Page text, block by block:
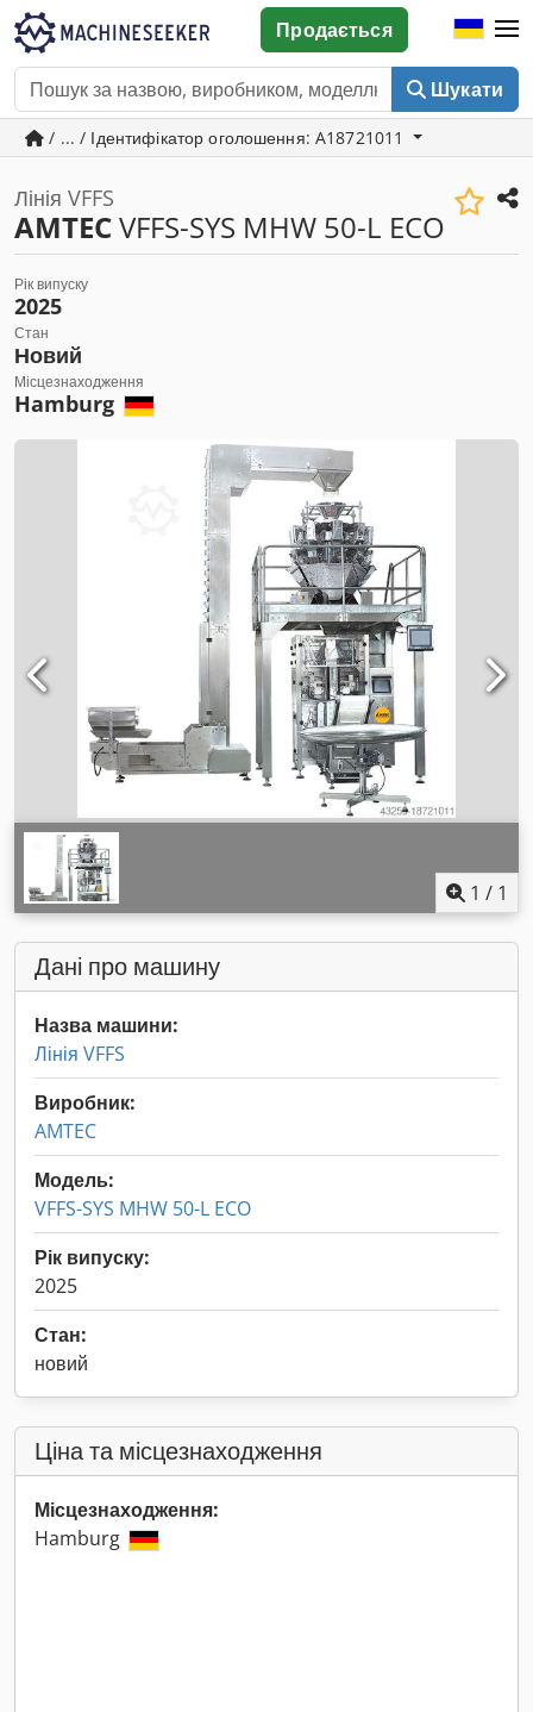
Шукати
Продається
/ ... / Ідентифікатор оголошення: A18721011
Лінія VFFS
AMTECVFFS-SYS MHW 50-L ECO
Рік випуску
2025
Стан
Новий
Місцезнаходження
Hamburg
1 / 1
Дані про машину
Назва машини:
Лінія VFFS
Виробник:
AMTEC
Модель:
VFFS-SYS MHW 50-L ECO
Рік випуску:
2025
Стан:
новий
Ціна та місцезнаходження
Місцезнаходження:
Hamburg